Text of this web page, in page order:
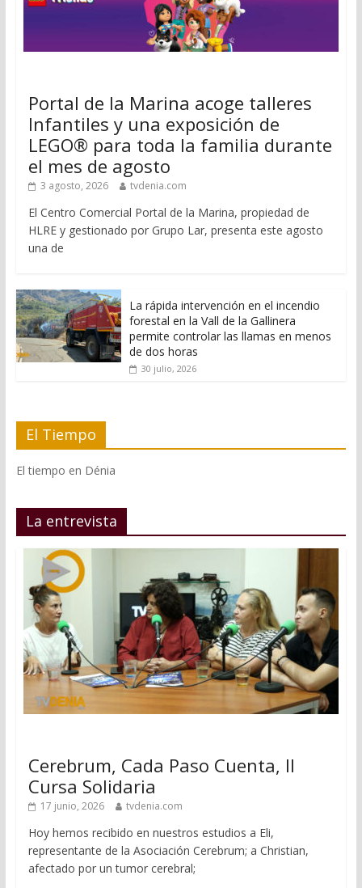
Portal de la Marina acoge talleres
Infantiles y una exposición de
LEGO® para toda la familia durante
el mes de agosto
3 agosto, 2026 tvdenia.com
El Centro Comercial Portal de la Marina, propiedad de
HLRE y gestionado por Grupo Lar, presenta este agosto
una de
La rápida intervención en el incendio
forestal en la Vall de la Gallinera
permite controlar las llamas en menos
de dos horas
30 julio, 2026
El Tiempo
El tiempo en Dénia
La entrevista
Cerebrum, Cada Paso Cuenta, II
Cursa Solidaria
17 junio, 2026 tvdenia.com
Hoy hemos recibido en nuestros estudios a Eli,
representante de la Asociación Cerebrum; a Christian,
afectado por un tumor cerebral;